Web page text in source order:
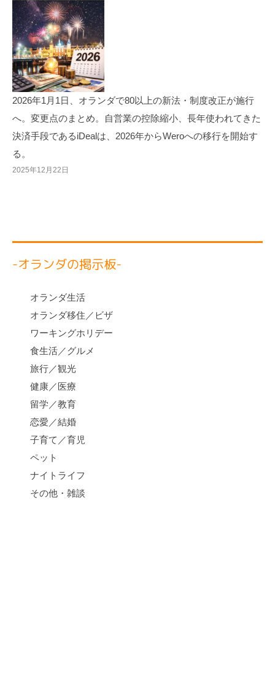
2026年1月1日、オランダで80以上の新法・制度改正が施行
へ。変更点のまとめ。自営業の控除縮小、長年使われてきた
決済手段であるiDealは、2026年からWeroへの移行を開始す
る。
2025年12月22日
-オランダの掲示板-
オランダ生活
オランダ移住／ビザ
ワーキングホリデー
食生活／グルメ
旅行／観光
健康／医療
留学／教育
恋愛／結婚
子育て／育児
ペット
ナイトライフ
その他・雑談